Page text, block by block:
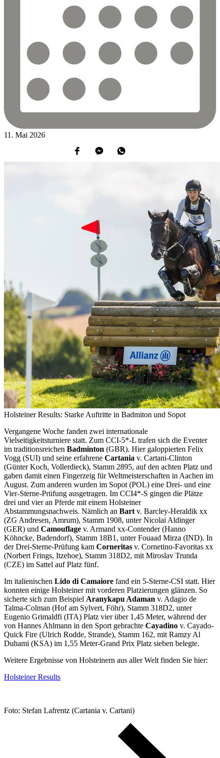
11. Mai 2026
Holsteiner Results: Starke Auftritte in Badmiton und Sopot
Vergangene Woche fanden zwei internationale
Vielseitigkeitsturniere statt. Zum CCI-5*-L trafen sich die Eventer
im traditionsreichen Badminton (GBR). Hier galoppierten Felix
Vogg (SUI) und seine erfahrene Cartania v. Cartani-Clinton
(Günter Koch, Vollerdieck), Stamm 2895, auf den achten Platz und
gaben damit einen Fingerzeig für Weltmeisterschaften in Aachen im
August. Zum anderen wurden im Sopot (POL) eine Drei- und eine
Vier-Sterne-Prüfung ausgetragen. Im CCI4*-S gingen die Plätze
drei und vier an Pferde mit einem Holsteiner
Abstammungsnachweis. Nämlich an Bart v. Barcley-Heraldik xx
(ZG Andresen, Amrum), Stamm 1908, unter Nicolai Aldinger
(GER) und Camouflage v. Armand xx-Contender (Hanno
Köhncke, Badendorf), Stamm 18B1, unter Fouaad Mirza (IND). In
der Drei-Sterne-Prüfung kam Corneritas v. Cornetino-Favoritas xx
(Norbert Frings, Itzehoe), Stamm 318D2, mit Miroslav Trunda
(CZE) im Sattel auf Platz fünf.
Im italienischen Lido di Camaiore fand ein 5-Sterne-CSI statt. Hier
konnten einige Holsteiner mit vorderen Platzierungen glänzen. So
sicherte sich zum Beispiel Aranykapu Adaman v. Adagio de
Talma-Colman (Hof am Sylvert, Föhr), Stamm 318D2, unter
Eugenio Grimaldfi (ITA) Platz vier über 1,45 Meter, während der
von Hannes Ahlmann in den Sport gebrachte Cayadino v. Cayado-
Quick Fire (Ulrich Rodde, Strande), Stamm 162, mit Ramzy Al
Duhami (KSA) im 1,55 Meter-Grand Prix Platz sieben belegte.
Weitere Ergebnisse von Holsteinern aus aller Welt finden Sie hier:
Holsteiner Results
Foto: Stefan Lafrentz (Cartania v. Cartani)